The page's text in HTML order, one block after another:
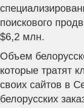
поискового
$6,2 млн.
Объем
которые тратят
своих сайтов в
белорусских